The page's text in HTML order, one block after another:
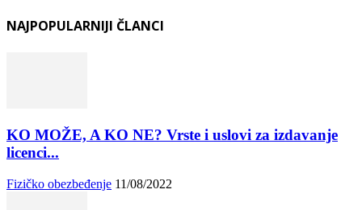
NAJPOPULARNIJI ČLANCI
KO MOŽE, A KO NE? Vrste i uslovi za izdavanje
licenci...
Fizičko obezbeđenje 11/08/2022